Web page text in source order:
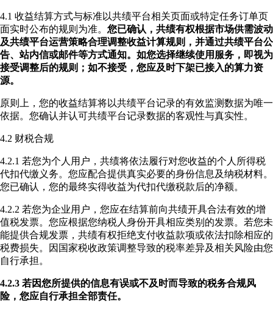
4.1 收益结算方式与标准以共绩平台相关页面或特定任务订单页
面实时公布的规则为准。 您已确认，共绩有权根据市场供需波动
及共绩平台运营策略合理调整收益计算规则，并通过共绩平台公
告、站内信或邮件等方式通知。如您选择继续使用服务，即视为
接受调整后的规则；如不接受，您应及时下架已接入的算力资
源。
原则上，您的收益结算将以共绩平台记录的有效监测数据为唯一
依据。您确认并认可共绩平台记录数据的客观性与真实性。
4.2 财税合规
4.2.1 若您为个人用户，共绩将依法履行对您收益的个人所得税
代扣代缴义务。您应配合提供真实必要的身份信息及纳税材料。
您已确认，您的最终实得收益为代扣代缴税款后的净额。
4.2.2 若您为企业用户，您应在结算前向共绩开具合法有效的增
值税发票。您应根据您纳税人身份开具相应类别的发票。若您未
能提供合规发票，共绩有权拒绝支付收益款项或依法扣除相应的
税费损失。因国家税收政策调整导致的税率差异及相关风险由您
自行承担。
4.2.3 若因您所提供的信息有误或不及时而导致的税务合规风
险，您应自行承担全部责任。